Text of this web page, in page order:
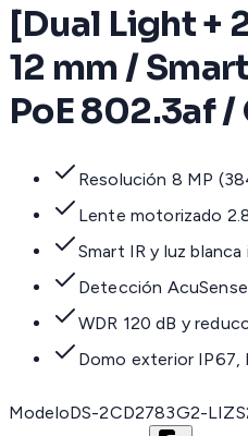
[Dual Light +
12 mm /
PoE 802.3af
Resolución 8 MP
Lente motorizado
Smart IR y luz
Detección
WDR 120 dB y
Domo exterior IP67,
ModeloDS-2CD2783G2-